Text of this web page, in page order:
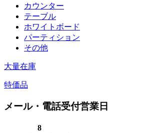
カウンター
テーブル
ホワイトボード
パーティション
その他
大量在庫
特価品
メール・電話受付営業日
8